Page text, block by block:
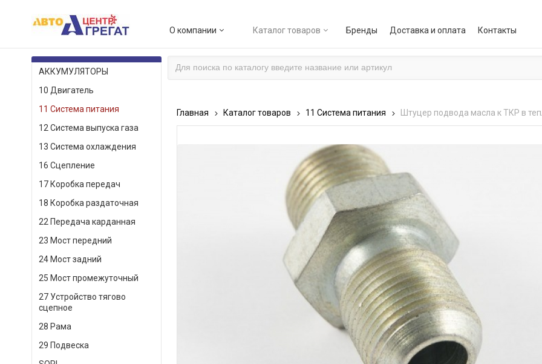
О компании Каталог товаров Бренды Доставка и оплата Контакты
КАТАЛОГ ТОВАРОВ
АККУМУЛЯТОРЫ
10 Двигатель
11 Система питания
12 Система выпуска газа
13 Система охлаждения
16 Сцепление
17 Коробка передач
18 Коробка раздаточная
22 Передача карданная
23 Мост передний
24 Мост задний
25 Мост промежуточный
27 Устройство тягово
сцепное
28 Рама
29 Подвеска
Главная Каталог товаров 11 Система питания Штуцер подвода масла к ТКР в